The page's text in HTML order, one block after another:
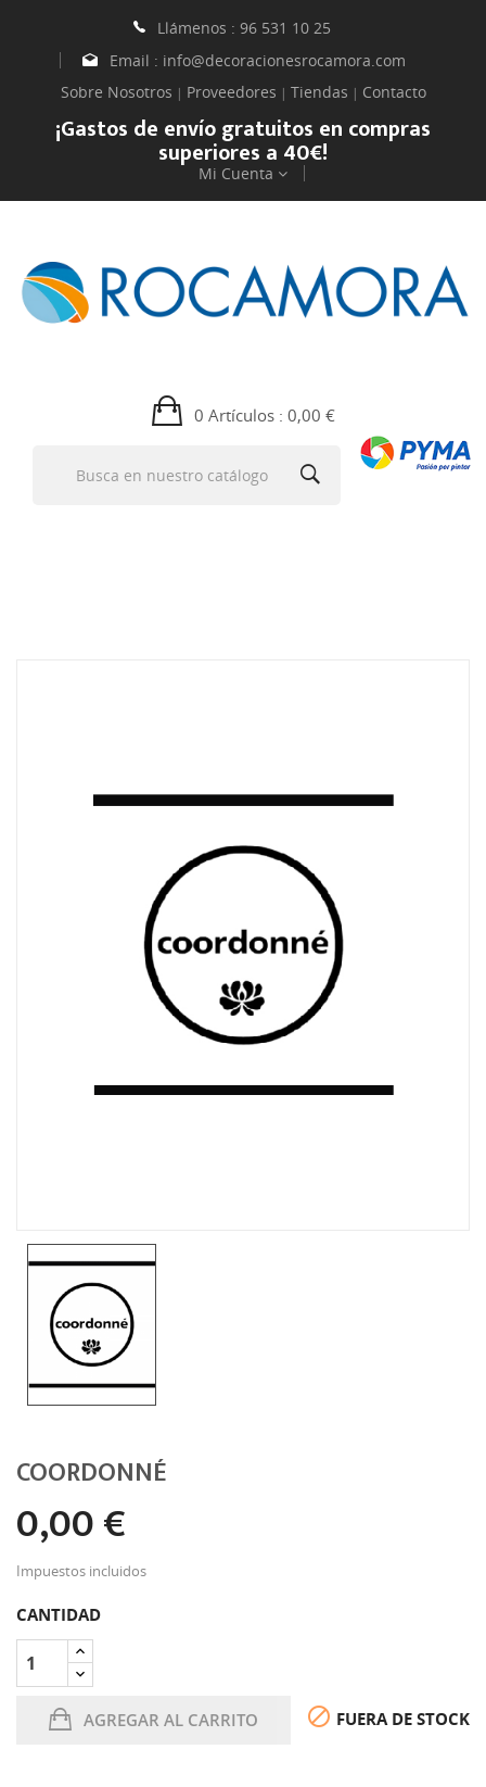
Llámenos : 96 531 10 25
Email : info@decoracionesrocamora.com
Sobre Nosotros | Proveedores | Tiendas | Contacto
¡Gastos de envío gratuitos en compras
superiores a 40€!
Mi Cuenta
0 Artículos: 0,00 €
COORDONNÉ
0,00 €
Impuestos incluidos
CANTIDAD
AGREGAR AL CARRITO  FUERA DE STOCK